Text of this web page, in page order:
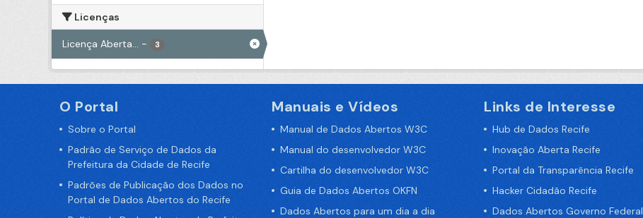
Licenças
Licença Aberta... - 3
O Portal
Sobre o Portal
Padrão de Serviço de Dados da
Prefeitura da Cidade de Recife
Padrões de Publicação dos Dados no
Portal de Dados Abertos do Recife
Manuais e Vídeos
Manual de Dados Abertos W3C
Manual do desenvolvedor W3C
Cartilha do desenvolvedor W3C
Guia de Dados Abertos OKFN
Dados Abertos para um dia a dia
Links de Interesse
Hub de Dados Recife
Inovação Aberta Recife
Portal da Transparência Recife
Hacker Cidadão Recife
Dados Abertos Governo Federal